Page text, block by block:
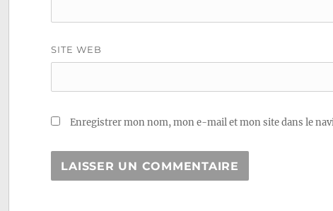
SITE WEB
Enregistrer mon nom, mon e-mail et mon site dans le